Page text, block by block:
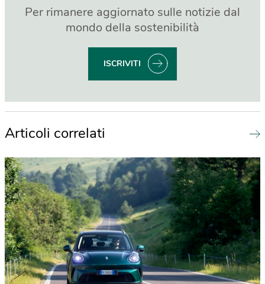
Per rimanere aggiornato sulle notizie dal
mondo della sostenibilità
ISCRIVITI
Articoli correlati